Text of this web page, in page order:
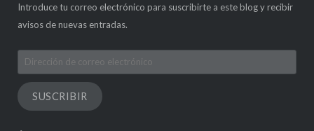
Introduce tu correo electrónico para suscribirte a este blog y recibir
avisos de nuevas entradas.
Dirección
de
correo
electrónico
SUSCRIBIR